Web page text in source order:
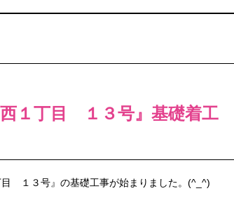
西１丁目 １３号』基礎着工
目 １３号』の基礎工事が始まりました。(^_^)